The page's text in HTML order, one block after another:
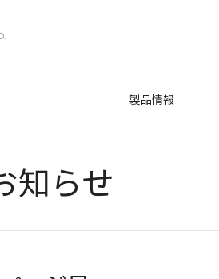
製品情報
知らせ